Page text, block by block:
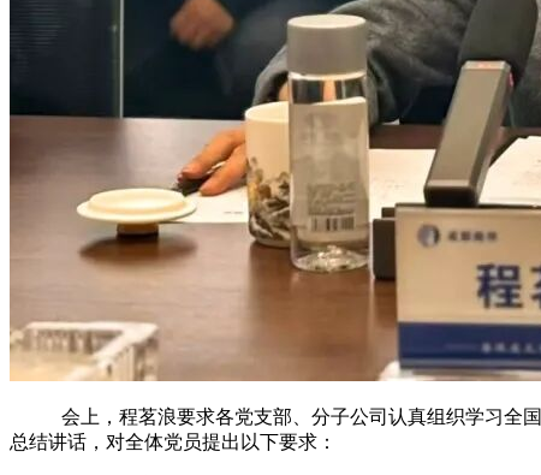
会上，程茗浪要求各党支部、分子公司认真组织学习全国
总结讲话，对全体党员提出以下要求：